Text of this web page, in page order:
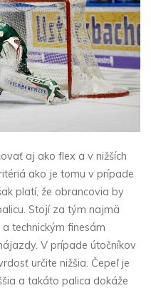
aj ako flex a v nižších
ako je tomu v prípade
platí, že obrancovia by
Stojí za tým najmä
technickým finesám
V prípade útočníkov
určite nižšia. Čepeľ je
a takáto palica dokáže